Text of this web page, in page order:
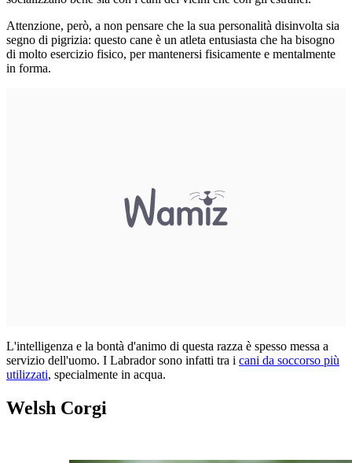
Attenzione, però, a non pensare che la sua personalità disinvolta sia
segno di pigrizia: questo cane è un atleta entusiasta che ha bisogno
di molto esercizio fisico, per mantenersi fisicamente e mentalmente
in forma.
L'intelligenza e la bontà d'animo di questa razza è spesso messa a
servizio dell'uomo. I Labrador sono infatti tra i cani da soccorso più
utilizzati, specialmente in acqua.
Welsh Corgi